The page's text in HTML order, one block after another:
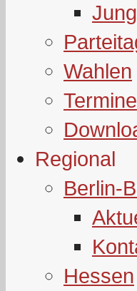
Wahlen
Termine
Regional
Berlin-
Hessen